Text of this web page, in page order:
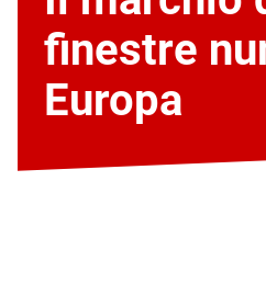
finestre
Europa